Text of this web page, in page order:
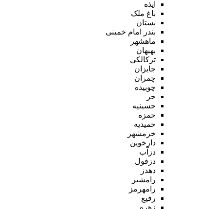
ایذه
باغ ملک
بستان
بندر امام خمینی
ماهشهر
بهبهان
ترکالکی
جایزان
چمران
چوبیده
حر
حسینیه
حمزه
حمیدیه
خرمشهر
دارخوین
دزآب
دزفول
دهدز
رامشیر
رامهرمز
رفیع
زهره